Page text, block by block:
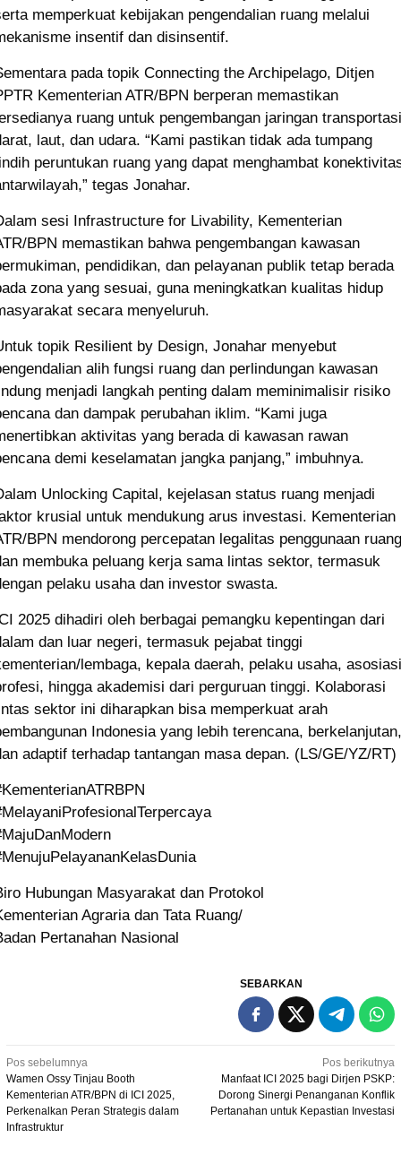
memperkuat kebijakan pengendalian ruang melalui
insentif dan disinsentif.
pada topik Connecting the Archipelago, Ditjen
Kementerian ATR/BPN berperan memastikan
ruang untuk pengembangan jaringan transportasi
laut, dan udara. “Kami pastikan tidak ada tumpang
peruntukan ruang yang dapat menghambat
tegas Jonahar.
sesi Infrastructure for Livability, Kementerian
BPN memastikan bahwa pengembangan kawasan
pendidikan, dan pelayanan publik tetap berada
zona yang sesuai, guna meningkatkan kualitas hidup
secara menyeluruh.
topik Resilient by Design, Jonahar menyebut
alih fungsi ruang dan perlindungan kawasan
menjadi langkah penting dalam meminimalisir risiko
dan dampak perubahan iklim. “Kami juga
aktivitas yang berada di kawasan rawan
demi keselamatan jangka panjang,” imbuhnya.
Unlocking Capital, kejelasan status ruang menjadi
krusial untuk mendukung arus investasi. Kementerian
BPN mendorong percepatan legalitas penggunaan ruang
membuka peluang kerja sama lintas sektor, termasuk
pelaku usaha dan investor swasta.
2025 dihadiri oleh berbagai pemangku kepentingan dari
dan luar negeri, termasuk pejabat tinggi
lembaga, kepala daerah, pelaku usaha, asosiasi
hingga akademisi dari perguruan tinggi. Kolaborasi
sektor ini diharapkan bisa memperkuat arah
Indonesia yang lebih terencana, berkelanjutan,
adaptif terhadap tantangan masa depan. (LS/GE/YZ/RT)
Hubungan Masyarakat dan Protokol
Agraria dan Tata Ruang/
Pertanahan Nasional
SEBARKAN
Navigasi
pos
Pos sebelumnya
Wamen Ossy Tinjau Booth
Kementerian ATR/BPN di ICI 2025,
Perkenalkan Peran Strategis dalam
Infrastruktur
Pos berikutnya
Manfaat ICI 2025 bagi Dirjen PSKP:
Dorong Sinergi Penanganan Konflik
Pertanahan untuk Kepastian Investasi